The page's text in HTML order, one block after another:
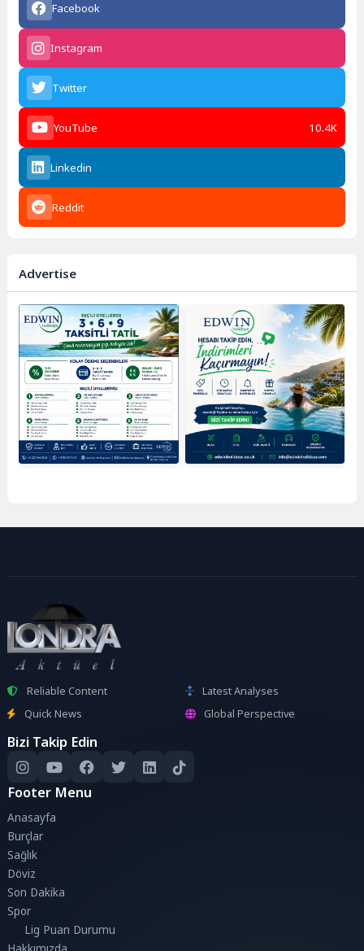
Facebook
Instagram
Twitter
YouTube 10.4K
Linkedin
Reddit
Advertise
Reliable Content
Latest Analyses
Quick News
Global Perspective
Bizi Takip Edin
Footer Menu
Anasayfa
Burçlar
Sağlık
Döviz
Son Dakika
Spor
Lig Puan Durumu